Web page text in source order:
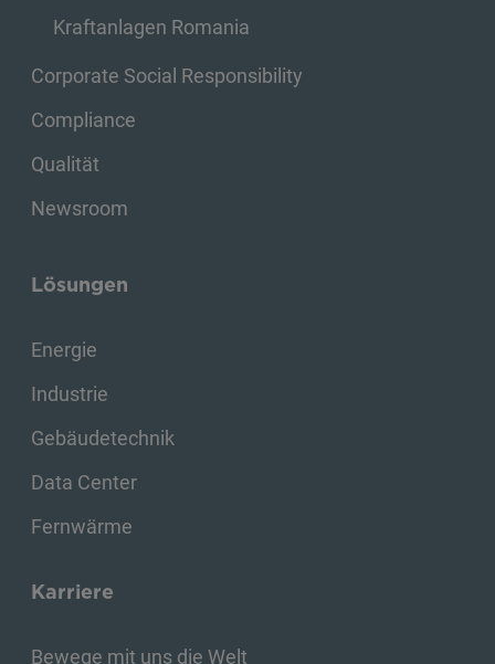
Kraftanlagen Romania
Corporate Social Responsibility
Compliance
Qualität
Newsroom
Lösungen
Energie
Industrie
Gebäudetechnik
Data Center
Fernwärme
Karriere
Bewege mit uns die Welt